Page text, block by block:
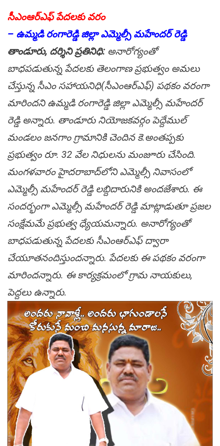
సీఎంఆర్ఎఫ్ పేద‌ల‌కు వ‌రం
– ఉమ్మ‌డి రంగారెడ్డి జిల్లా ఎమ్మెల్సీ మ‌హేంద‌ర్ రెడ్డి
తాండూరు, ద‌ర్శిని ప్ర‌తినిధి: అనారోగ్యంతో
బాధ‌ప‌డుతున్న పేద‌ల‌కు తెలంగాణ ప్ర‌భుత్వం అమ‌లు
చేస్తున్న సీఎం స‌హాయనిధి(సీఎంఆర్ఎఫ్‌) ప‌థ‌కం వ‌రంగా
మారింద‌ని ఉమ్మ‌డి రంగారెడ్డి జిల్లా ఎమ్మెల్సీ మ‌హేంద‌ర్
రెడ్డి అన్నారు. తాండూరు నియోజ‌క‌వ‌ర్గం పెద్దేముల్
మండ‌లం జ‌న‌గాం గ్రామానికి చెందిన కె.అంత‌ప్ప‌కు
ప్ర‌భుత్వం రూ. 32 వేల నిధుల‌ను మంజూరు చేసింది.
మంగ‌ళ‌వారం హైద‌రాబాద్‌లోని ఎమ్మెల్సీ నివాసంలో
ఎమ్మెల్సీ మ‌హేంద‌ర్ రెడ్డి ల‌బ్దిదారునికి అంద‌జేశారు. ఈ
సంద‌ర్భంగా ఎమ్మెల్సీ మ‌హేంద‌ర్ రెడ్డి మాట్లాడుతూ ప్ర‌జ‌ల
సంక్షేమ‌మే ప్ర‌భుత్వ ధ్యేయ‌మ‌న్నారు. అనారోగ్యంతో
బాధ‌ప‌డుతున్న పేద‌ల‌కు సీఎంఆర్ఎఫ్ ద్వారా
చేయూత‌నందిస్తుంద‌న్నారు. పేద‌ల‌కు ఈ ప‌థ‌కం వ‌రంగా
మారింద‌న్నారు. ఈ కార్య‌క్ర‌మంలో గ్రామ నాయ‌కులు,
పెద్ద‌లు ఉన్నారు.